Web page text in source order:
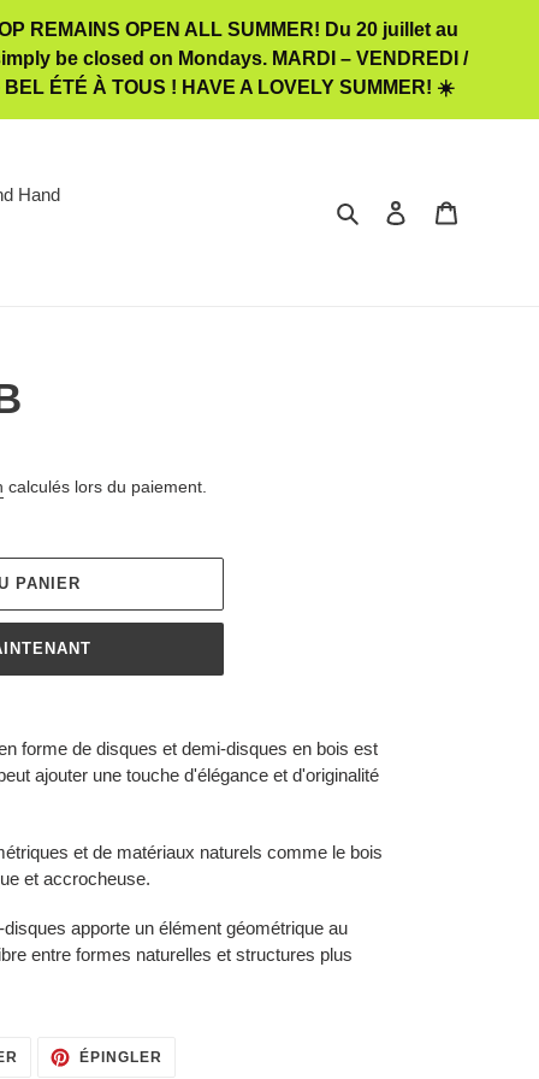
REMAINS OPEN ALL SUMMER! Du 20 juillet au
be closed on Mondays. MARDI – VENDREDI /
ÉTÉ À TOUS ! HAVE A LOVELY SUMMER! ☀️
Hand
RechercherSe connecter
calculés lors du paiement.
PANIER
forme de disques et demi-disques en bois est
ajouter une touche d'élégance et d'originalité
et de matériaux naturels comme le bois
et accrocheuse.
apporte un élément géométrique au
entre formes naturelles et structures plus
TWEETER
SUR
ÉPINGLER